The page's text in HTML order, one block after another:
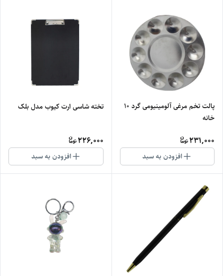
پالت تخم مرغی آلومینیومی گرد 10
خانه
231,000
افزودن به سبد
تخته شاسی ارت کیوب مدل بلک
226,000
افزودن به سبد